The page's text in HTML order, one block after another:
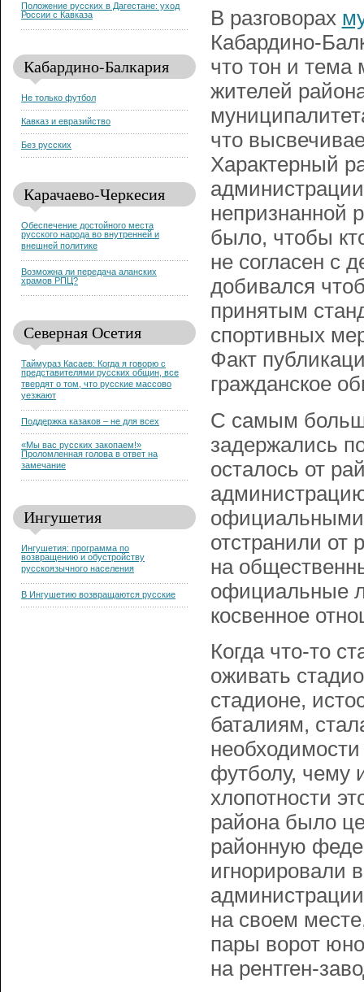
Положение русских в Дагестане: уход
России с Кавказа
Кабардино-Балкария
Не только футбол
Кавказ и евразийство
Без русских
Карачаево-Черкесия
Обеспечение достойного места
русского народа во внутренней и
внешней политике
Возможна ли передача аланских
храмов РПЦ?
Северная Осетия
Таймураз Касаев: Когда я говорю с
представителями русских общин, все
твердят о том, что русские массово
уезжают
Поддержка казаков – не для всех
«Мы вас русских закопаем!»
Проломленная голова в ответ на
замечание
Ингушетия
Ингушетия: программа по
возвращению и обустройству
русскоязычного населения
В Ингушетию возвращаются русские
В разговорах
Кабардино-
что тон и тема
жителей
что
Характерный
непризнанной
было, чтобы
не согласен с
добивался
принятым
спортивных
Факт
гражданское
С самым
задержались
осталось от
официальными
отстранили от
на
официальные
косвенное
Когда что-то
оживать
стадионе,
баталиям,
футболу, чему
хлопотности
района было
районную
игнорировали
на своем
пары ворот
на рентген-